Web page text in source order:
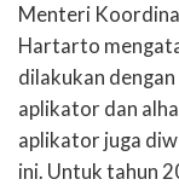
Menteri
Hartarto
dilakukan
aplikator dan
aplikator juga
ini. Untuk tahun